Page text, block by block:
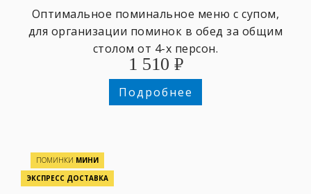
Оптимальное поминальное меню с супом,
для организации поминок в обед за общим
столом от 4-х персон.
1 510 ₽
Подробнее
ПОМИНКИ МИНИ
ЭКСПРЕСС ДОСТАВКА